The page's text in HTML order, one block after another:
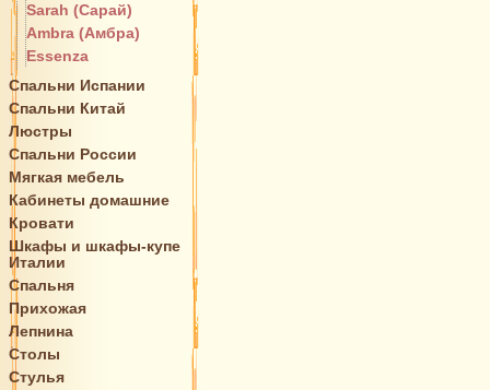
Sarah (Сарай)
Ambra (Амбра)
Essenza
Спальни Испании
Спальни Китай
Люстры
Спальни России
Мягкая мебель
Кабинеты домашние
Кровати
Шкафы и шкафы-купе
Италии
Спальня
Прихожая
Лепнина
Столы
Стулья